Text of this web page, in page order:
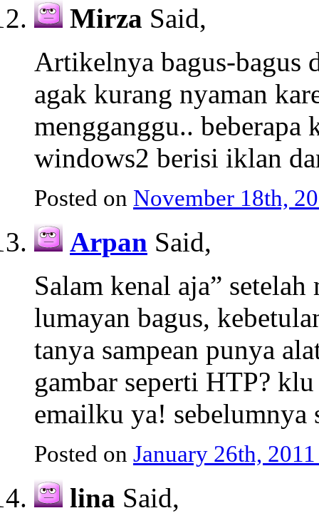
Mirza Said,
Artikelnya bagus-bagus
agak kurang nyaman
mengganggu.. beberapa
windows2 berisi iklan
Posted on November 18th,
Arpan Said,
Salam kenal aja”
lumayan bagus,
tanya sampean punya
gambar seperti HTP?
emailku ya! sebelumnya
Posted on January 26th,
lina Said,